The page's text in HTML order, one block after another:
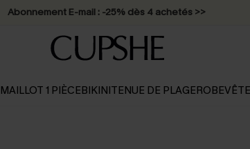
Abonnement E-mail : -25% dès 4 achetés >>
MAILLOT 1 PIÈCEBIKINITENUE DE PLAGEROBE